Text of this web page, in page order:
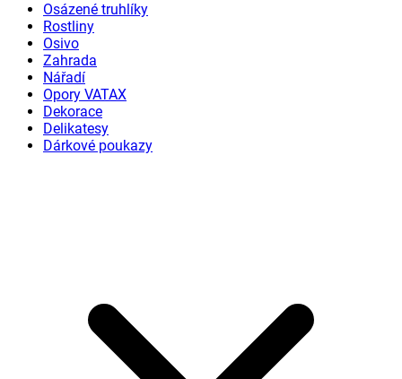
Osázené truhlíky
Rostliny
Osivo
Zahrada
Nářadí
Opory VATAX
Dekorace
Delikatesy
Dárkové poukazy